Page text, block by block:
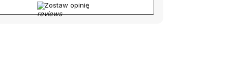
Zostaw opinię